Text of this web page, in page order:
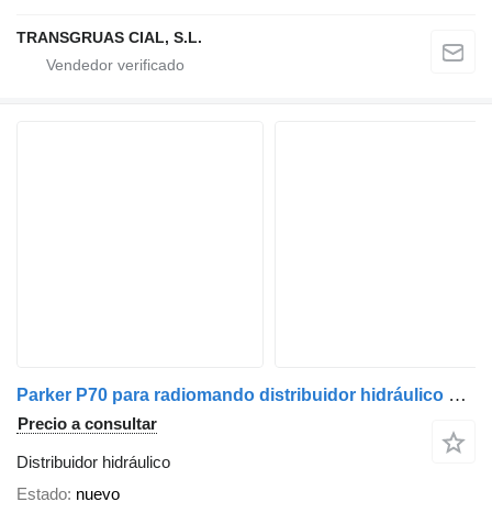
TRANSGRUAS CIAL, S.L.
Parker P70 para radiomando distribuidor hidráulico para grúa autocargante
Precio a consultar
Distribuidor hidráulico
Estado nuevo